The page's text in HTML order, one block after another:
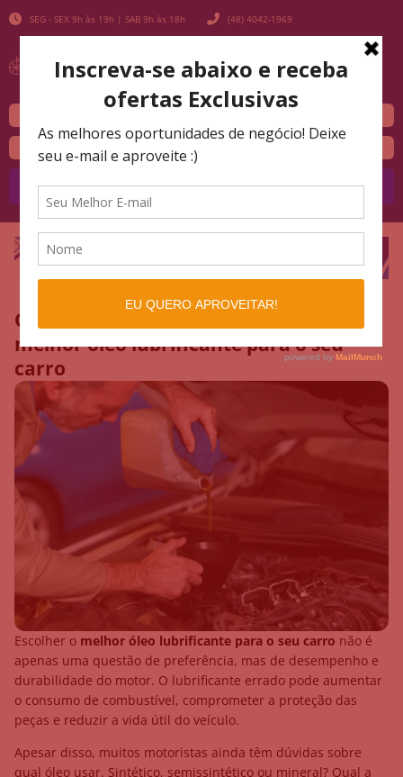
SEG - SEX 9h às 19h | SAB 9h às 18h (48) 4042-1969
Buscar
O guia definitivo para escolher o
melhor óleo lubrificante para o seu
carro
Escolher o melhor óleo lubrificante para o seu carro não é
apenas uma questão de preferência, mas de desempenho e
durabilidade do motor. O lubrificante errado pode aumentar
o consumo de combustível, comprometer a proteção das
peças e reduzir a vida útil do veículo.
Apesar disso, muitos motoristas ainda têm dúvidas sobre
qual óleo usar. Sintético, semissintético ou mineral? Qual a